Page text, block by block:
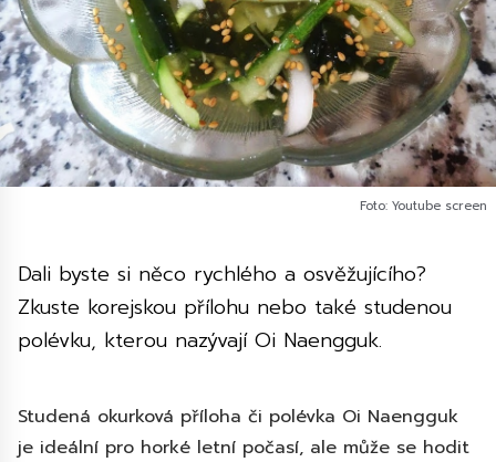
Foto: Youtube screen
Dali byste si něco rychlého a osvěžujícího?
Zkuste korejskou přílohu nebo také studenou
polévku, kterou nazývají Oi Naengguk.
Studená okurková příloha či polévka Oi Naengguk
je ideální pro horké letní počasí, ale může se hodit